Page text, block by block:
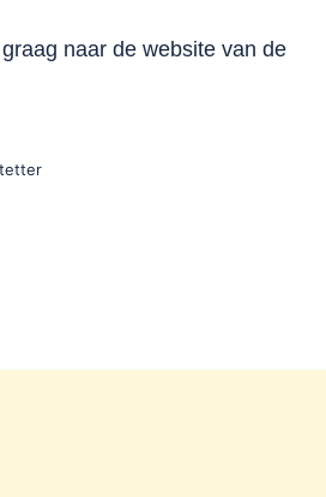
naar de website van de